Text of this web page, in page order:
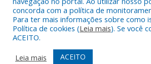
Todos os direitos reservados a Prefeitura
Mapa do Site
Acessar Área Administrativa
concorda com a política de
Para ter mais informações sobre como
Política de cookies (Leia mais). Se você
ACEITO.
Leia mais
ACEITO